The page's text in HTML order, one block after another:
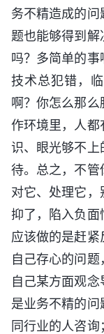
务不精造成的
题也能够得到解
吗？多简单的
技术总犯错，
啊？你怎么那
作环境里，人都
识、眼光够不
待。总之，不管
对它、处理它
抑了，陷入负
应该做的是赶
自己存心的问
自己某方面观
是业务不精的
同行业的人咨